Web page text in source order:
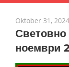
Oktober 31, 2024
Световно
ноември